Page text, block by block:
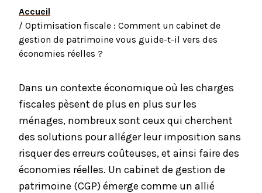
Accueil
/ Optimisation fiscale : Comment un cabinet de
gestion de patrimoine vous guide-t-il vers des
économies réelles ?
Dans un contexte économique où les charges
fiscales pèsent de plus en plus sur les
ménages, nombreux sont ceux qui cherchent
des solutions pour alléger leur imposition sans
risquer des erreurs coûteuses, et ainsi faire des
économies réelles. Un cabinet de gestion de
patrimoine (CGP) émerge comme un allié